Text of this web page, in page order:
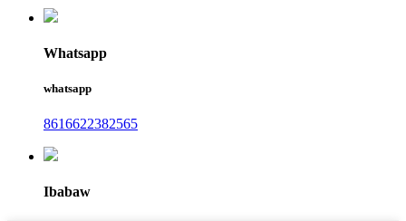
Whatsapp
whatsapp
8616622382565
Ibabaw